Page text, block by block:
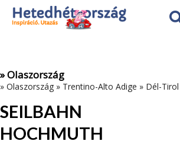
Az oldal sütiket (cookies) használ. További
Adatvédelmi tájékoztató
» Olaszország
» Olaszország » Trentino-Alto Adige » Dél-Tirol
SEILBAHN
HOCHMUTH